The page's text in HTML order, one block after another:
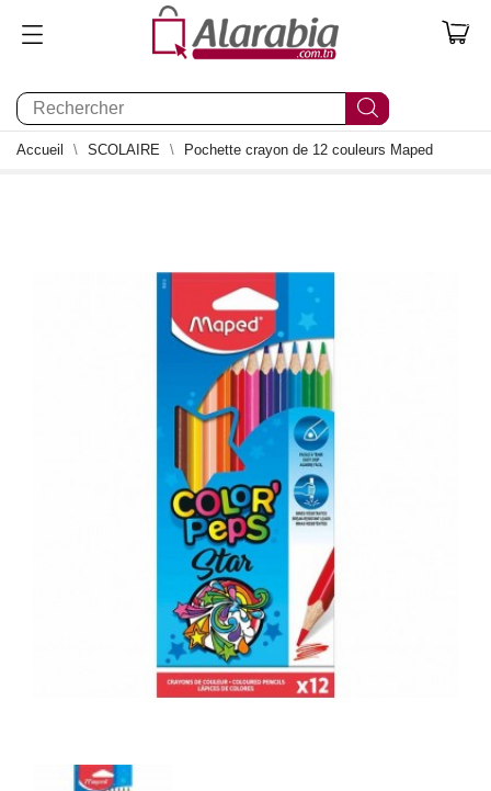
0
Accueil SCOLAIRE Pochette crayon de 12 couleurs Maped